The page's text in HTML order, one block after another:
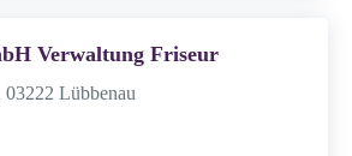
Verwaltung Friseur
Lübbenau